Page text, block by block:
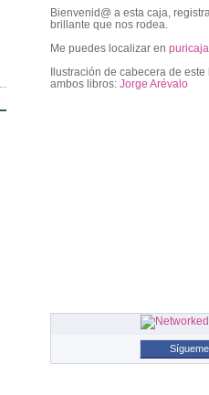
Bienvenid@ a esta caja,
brillante que nos rodea.
Me puedes localizar en
Ilustración de cabecera de
ambos libros: Jorge Arévalo
Sígueme